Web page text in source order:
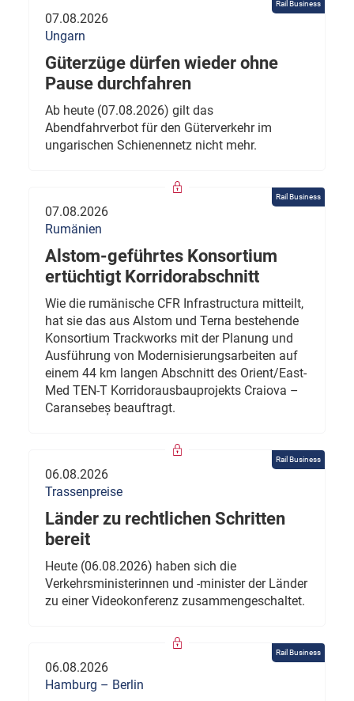
Rail Business
07.08.2026
Ungarn
Güterzüge dürfen wieder ohne
Pause durchfahren
Ab heute (07.08.2026) gilt das
Abendfahrverbot für den Güterverkehr im
ungarischen Schienennetz nicht mehr.
Rail Business
07.08.2026
Rumänien
Alstom-geführtes Konsortium
ertüchtigt Korridorabschnitt
Wie die rumänische CFR Infrastructura mitteilt,
hat sie das aus Alstom und Terna bestehende
Konsortium Trackworks mit der Planung und
Ausführung von Modernisierungsarbeiten auf
einem 44 km langen Abschnitt des Orient/East-
Med TEN-T Korridorausbauprojekts Craiova –
Caransebeș beauftragt.
Rail Business
06.08.2026
Trassenpreise
Länder zu rechtlichen Schritten
bereit
Heute (06.08.2026) haben sich die
Verkehrsministerinnen und -minister der Länder
zu einer Videokonferenz zusammengeschaltet.
Rail Business
06.08.2026
Hamburg – Berlin